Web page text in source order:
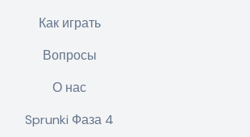
Как играть
Вопросы
О нас
Sprunki Фаза 4